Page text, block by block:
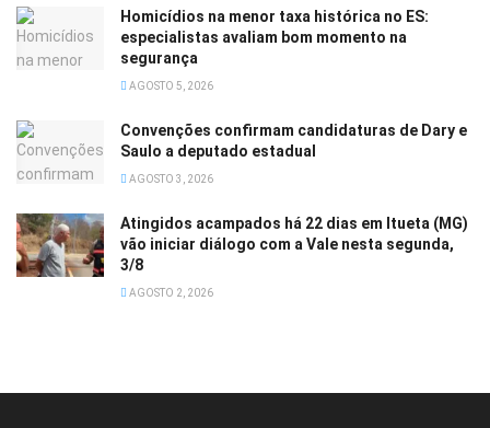
Homicídios na menor taxa histórica no ES:
especialistas avaliam bom momento na
segurança
AGOSTO 5, 2026
Convenções confirmam candidaturas de Dary e
Saulo a deputado estadual
AGOSTO 3, 2026
Atingidos acampados há 22 dias em Itueta (MG)
vão iniciar diálogo com a Vale nesta segunda,
3/8
AGOSTO 2, 2026